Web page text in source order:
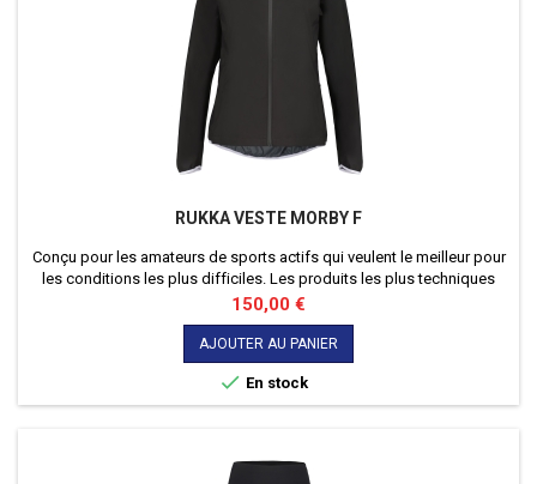
RUKKA VESTE MORBY F
Conçu pour les amateurs de sports actifs qui veulent le meilleur pour
les conditions les plus difficiles. Les produits les plus techniques
répondent aux plus hauts standards de qualité et de fonctionnalité. -
Sans doublure. - Ourlet arrière plus long et protecteur. - Bande en
silicone antidérapant au niveau de l'ourlet.
Prix
150,00 €
AJOUTER AU PANIER
 En stock